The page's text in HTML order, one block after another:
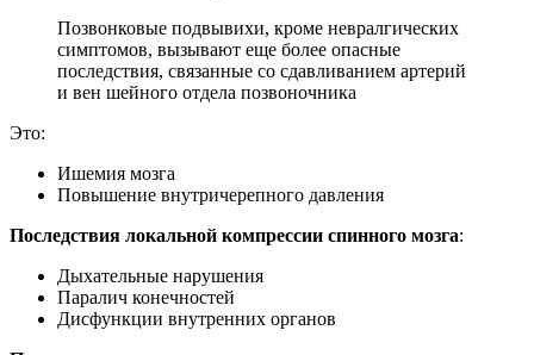
Позвонковые подвывихи, кроме невралгических
симптомов, вызывают еще более опасные
последствия, связанные со сдавливанием артерий
и вен шейного отдела позвоночника
Это:
Ишемия мозга
Повышение внутричерепного давления
Последствия локальной компрессии спинного мозга:
Дыхательные нарушения
Паралич конечностей
Дисфункции внутренних органов